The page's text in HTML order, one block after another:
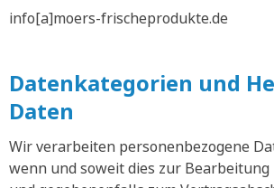
info[a]moers-frischeprodukte.de
Datenkategorien und
Daten
Wir verarbeiten personenbezogene
wenn und soweit dies zur